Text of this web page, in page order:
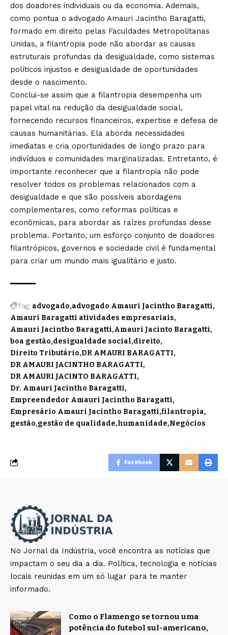
dos doadores individuais ou da economia. Ademais,
como pontua o advogado Amauri Jacintho Baragatti,
formado em direito pelas Faculdades Metropolitanas
Unidas, a filantropia pode não abordar as causas
estruturais profundas da desigualdade, como sistemas
políticos injustos e desigualdade de oportunidades
desde o nascimento.
Conclui-se assim que a filantropia desempenha um
papel vital na redução da desigualdade social,
fornecendo recursos financeiros, expertise e defesa de
causas humanitárias. Ela aborda necessidades
imediatas e cria oportunidades de longo prazo para
indivíduos e comunidades marginalizadas. Entretanto, é
importante reconhecer que a filantropia não pode
resolver todos os problemas relacionados com a
desigualdade e que são possíveis abordagens
complementares, como reformas políticas e
econômicas, para abordar as raízes profundas desse
problema. Portanto, um esforço conjunto de doadores
filantrópicos, governos e sociedade civil é fundamental
para criar um mundo mais igualitário e justo.
Tag: advogado advogado Amauri Jacintho Baragatti
Amauri Baragatti atividades empresariais
Amauri Jacintho Baragatti Amauri Jacinto Baragatti
boa gestão desigualdade social direito
Direito Tributário DR AMAURI BARAGATTI
DR AMAURI JACINTHO BARAGATTI
DR AMAURI JACINTO BARAGATTI
Dr. Amauri Jacintho Baragatti
Empreendedor Amauri Jacintho Baragatti
Empresário Amauri Jacintho Baragatti filantropia
gestão gestão de qualidade humanidade Negócios
Facebook
No Jornal da Indústria, você encontra as notícias que
impactam o seu dia a dia. Política, tecnologia e notícias
locais reunidas em um só lugar para te manter
informado.
Como o Flamengo se tornou uma
potência do futebol sul-americano,